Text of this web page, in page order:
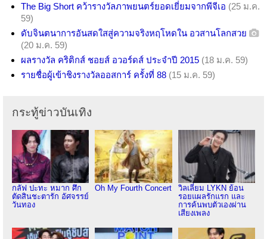
The Big Short คว้ารางวัลภาพยนตร์ยอดเยี่ยมจากพีจีเอ (25 ม.ค.
59)
ดับจินตนาการอันสดใสสู่ความจริงหฤโหดใน อวสานโลกสวย
(20 ม.ค. 59)
ผลรางวัล คริติกส์ ชอยส์ อวอร์ดส์ ประจำปี 2015 (18 ม.ค. 59)
รายชื่อผู้เข้าชิงรางวัลออสการ์ ครั้งที่ 88 (15 ม.ค. 59)
กระทู้ข่าวบันเทิง
กลัฟ ปะทะ หมาก ศึก
ตัดสินชะตารัก อัศจรรย์
วันทอง
Oh My Fourth Concert
วิลเลี่ยม LYKN ย้อน
รอยแผลรักแรก และ
การค้นพบตัวเองผ่าน
เสียงเพลง